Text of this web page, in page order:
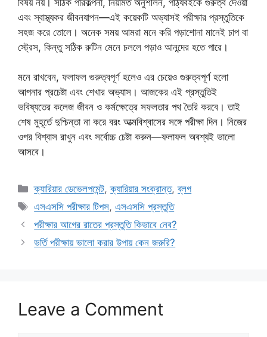
এবং স্বাস্থ্যকর জীবনযাপন—এই কয়েকটি অভ্যাসই পরীক্ষার প্রস্তুতিকে
সহজ করে তোলে। অনেক সময় আমরা মনে করি পড়াশোনা মানেই চাপ বা
স্ট্রেস, কিন্তু সঠিক রুটিন মেনে চললে পড়াও আনন্দের হতে পারে।
মনে রাখবেন, ফলাফল গুরুত্বপূর্ণ হলেও এর চেয়েও গুরুত্বপূর্ণ হলো
আপনার প্রচেষ্টা এবং শেখার অভ্যাস। আজকের এই প্রস্তুতিই
ভবিষ্যতের কলেজ জীবন ও কর্মক্ষেত্রে সফলতার পথ তৈরি করবে। তাই
শেষ মুহূর্তে দুশ্চিন্তা না করে বরং আত্মবিশ্বাসের সঙ্গে পরীক্ষা দিন। নিজের
ওপর বিশ্বাস রাখুন এবং সর্বোচ্চ চেষ্টা করুন—ফলাফল অবশ্যই ভালো
আসবে।
Categories
ক্যারিয়ার ডেভেলপমেন্ট,ক্যারিয়ার সংক্রান্ত,ব্লগ
Tags
এসএসসি পরীক্ষার টিপস,এসএসসি প্রস্তুতি
পরীক্ষার আগের রাতের প্রস্তুতি কিভাবে নেব?
ভর্তি পরীক্ষায় ভালো করার উপায় কেন জরুরি?
Leave a Comment